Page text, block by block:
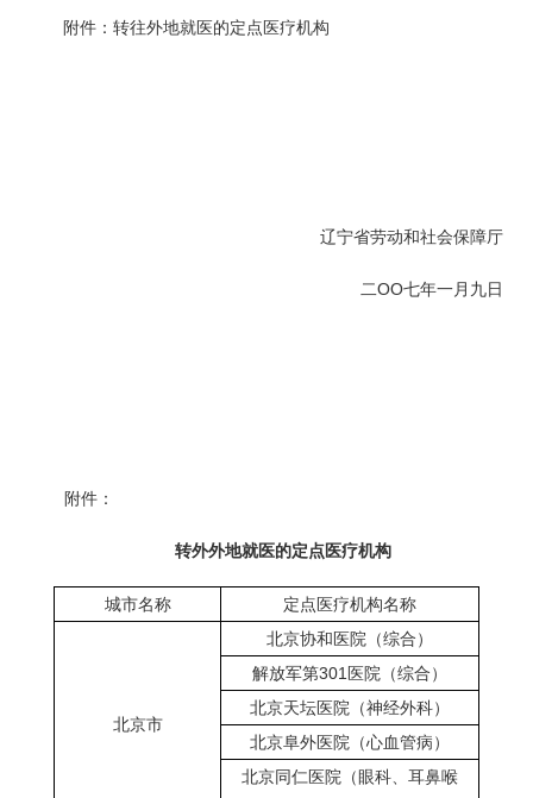
附件：转往外地就医的定点医疗机构
辽宁省劳动和社会保障厅
二OO七年一月九日
附件：
转外外地就医的定点医疗机构
城市名称 定点医疗机构名称
北京市
北京协和医院（综合）
解放军第301 医院（综合）
北京天坛医院（神经外科）
北京阜外医院（心血管病）
北京同仁医院（眼科、耳鼻喉